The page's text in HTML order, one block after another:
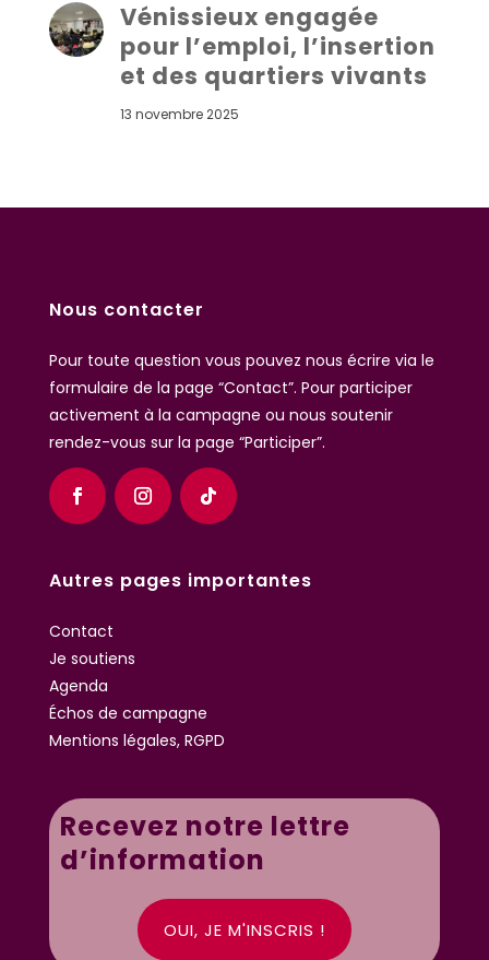
Vénissieux engagée
pour l’emploi, l’insertion
et des quartiers vivants
13 novembre 2025
Nous contacter
Pour toute question vous pouvez nous écrire via le
formulaire de la page “Contact”. Pour participer
activement à la campagne ou nous soutenir
rendez-vous sur la page “Participer”.
Autres pages importantes
Contact
Je soutiens
Agenda
Échos de campagne
Mentions légales, RGPD
Recevez notre lettre
d’information
OUI, JE M'INSCRIS !